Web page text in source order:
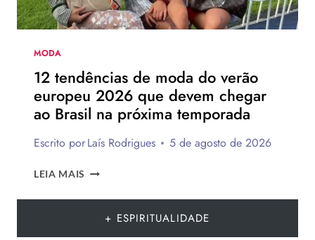
MODA
12 tendências de moda do verão
europeu 2026 que devem chegar
ao Brasil na próxima temporada
Escrito porLaís Rodrigues 5 de agosto de 2026
LEIA MAIS
DE
MODA+ ESPIRITUALIDADE